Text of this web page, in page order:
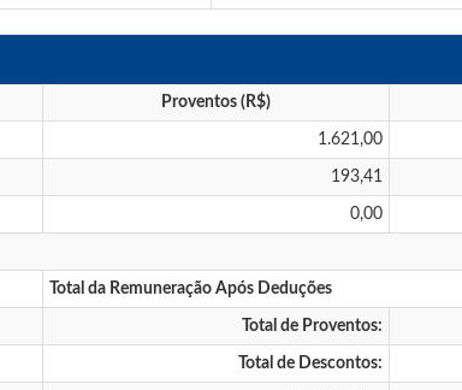
Proventos (R$)
1.621,00
193,41
0,00
Total da Remuneração Após Deduções
Total de Proventos:
Total de Descontos: